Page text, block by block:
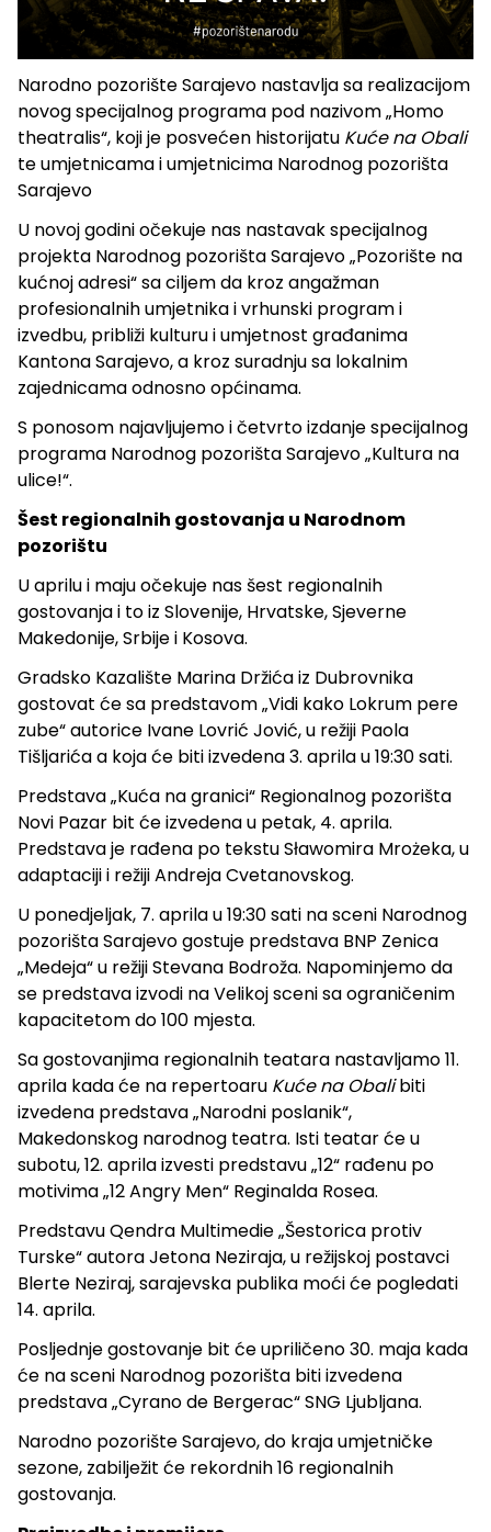
Narodno pozorište Sarajevo nastavlja sa realizacijom
novog specijalnog programa pod nazivom „Homo
theatralis“, koji je posvećen historijatu Kuće na Obali
te umjetnicama i umjetnicima Narodnog pozorišta
Sarajevo
U novoj godini očekuje nas nastavak specijalnog
projekta Narodnog pozorišta Sarajevo „Pozorište na
kućnoj adresi“ sa ciljem da kroz angažman
profesionalnih umjetnika i vrhunski program i
izvedbu, približi kulturu i umjetnost građanima
Kantona Sarajevo, a kroz suradnju sa lokalnim
zajednicama odnosno općinama.
S ponosom najavljujemo i četvrto izdanje specijalnog
programa Narodnog pozorišta Sarajevo „Kultura na
ulice!“.
Šest regionalnih gostovanja u Narodnom
pozorištu
U aprilu i maju očekuje nas šest regionalnih
gostovanja i to iz Slovenije, Hrvatske, Sjeverne
Makedonije, Srbije i Kosova.
Gradsko Kazalište Marina Držića iz Dubrovnika
gostovat će sa predstavom „Vidi kako Lokrum pere
zube“ autorice Ivane Lovrić Jović, u režiji Paola
Tišljarića a koja će biti izvedena 3. aprila u 19:30 sati.
Predstava „Kuća na granici“ Regionalnog pozorišta
Novi Pazar bit će izvedena u petak, 4. aprila.
Predstava je rađena po tekstu Sławomira Mrożeka, u
adaptaciji i režiji Andreja Cvetanovskog.
U ponedjeljak, 7. aprila u 19:30 sati na sceni Narodnog
pozorišta Sarajevo gostuje predstava BNP Zenica
„Medeja“ u režiji Stevana Bodroža. Napominjemo da
se predstava izvodi na Velikoj sceni sa ograničenim
kapacitetom do 100 mjesta.
Sa gostovanjima regionalnih teatara nastavljamo 11.
aprila kada će na repertoaru Kuće na Obalibiti
izvedena predstava „Narodni poslanik“,
Makedonskog narodnog teatra. Isti teatar će u
subotu, 12. aprila izvesti predstavu „12“ rađenu po
motivima „12 Angry Men“ Reginalda Rosea.
Predstavu Qendra Multimedie „Šestorica protiv
Turske“ autora Jetona Neziraja, u režijskoj postavci
Blerte Neziraj, sarajevska publika moći će pogledati
14. aprila.
Posljednje gostovanje bit će upriličeno 30. maja kada
će na sceni Narodnog pozorišta biti izvedena
predstava „Cyrano de Bergerac“ SNG Ljubljana.
Narodno pozorište Sarajevo, do kraja umjetničke
sezone, zabilježit će rekordnih 16 regionalnih
gostovanja.